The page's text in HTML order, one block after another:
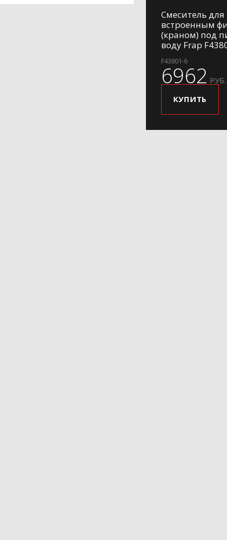
Смеситель для
встроенным
(краном) под
воду Frap
F43801-6
6962 РУБ.
КУПИТЬ